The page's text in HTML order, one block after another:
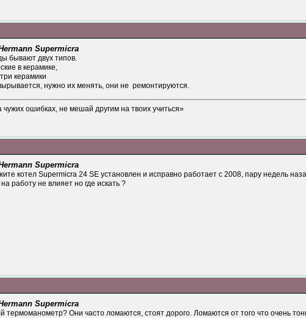
Supermicra
бывают двух типов.
в керамике,
керамики
нужно их менять, они не ремонтируются.
ошибках, не мешай другим на твоих учиться»
Supermicra
котел Supermicra 24 SE установлен и исправно работает с 2008, пару недель
работу не влияет но где искать ?
Supermicra
термоманометр? Они часто ломаются, стоят дорого. Ломаются от того что очень